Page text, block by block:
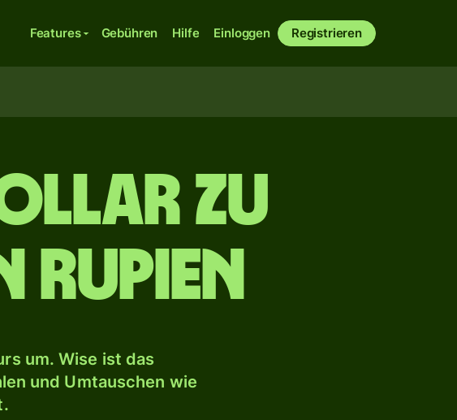
Features Gebühren Hilfe Einloggen Registrieren
zu
Rupien
um. Wise ist das
und Umtauschen wie